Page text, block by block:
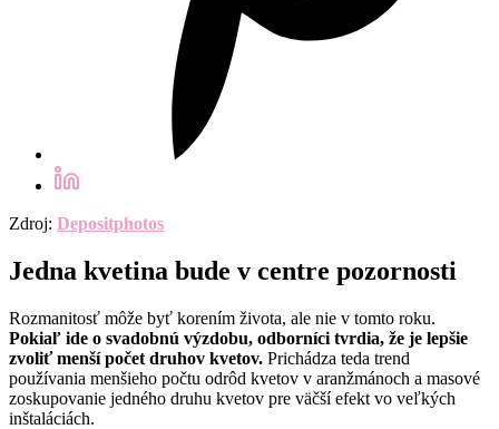
Zdroj: Depositphotos
Jedna kvetina bude v centre pozornosti
Rozmanitosť môže byť korením života, ale nie v tomto roku.
Pokiaľ ide o svadobnú výzdobu, odborníci tvrdia, že je lepšie
zvoliť menší počet druhov kvetov. Prichádza teda trend
používania menšieho počtu odrôd kvetov v aranžmánoch a masové
zoskupovanie jedného druhu kvetov pre väčší efekt vo veľkých
inštaláciách.